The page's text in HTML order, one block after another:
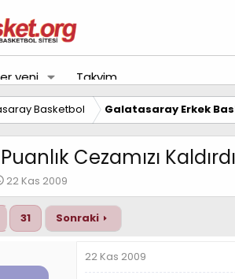
yeni Takvim
Basketbol Galatasaray Erkek
Cezamızı Kaldırdı
B
a
ş
g
22 Kas 2009
31 Sonraki
22 Kas 2009